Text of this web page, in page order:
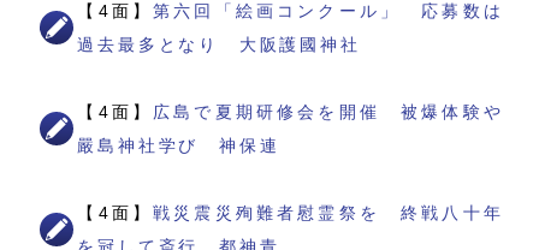
【4面】第六回「絵画コンクール」 応募数は
過去最多となり 大阪護國神社
【4面】 広島で夏期研修会を開催 被爆体験や
嚴島神社学び 神保連
【4面】戦災震災殉難者慰霊祭を 終戦八十年